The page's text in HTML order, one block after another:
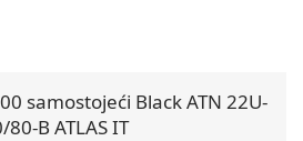
samostojeći Black ATN 22U-
80-B ATLAS IT